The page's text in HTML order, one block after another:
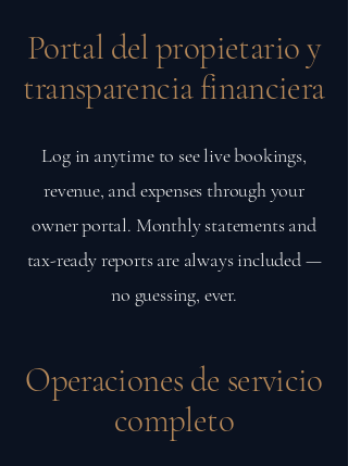
Portal del propietario y
transparencia financiera
Log in anytime to see live bookings,
revenue, and expenses through your
owner portal. Monthly statements and
tax-ready reports are always included —
no guessing, ever.
Operaciones de servicio
completo